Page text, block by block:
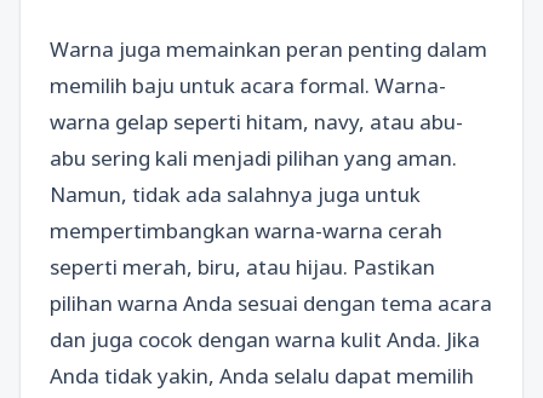
Warna juga memainkan peran penting dalam
memilih baju untuk acara formal. Warna-
warna gelap seperti hitam, navy, atau abu-
abu sering kali menjadi pilihan yang aman.
Namun, tidak ada salahnya juga untuk
mempertimbangkan warna-warna cerah
seperti merah, biru, atau hijau. Pastikan
pilihan warna Anda sesuai dengan tema acara
dan juga cocok dengan warna kulit Anda. Jika
Anda tidak yakin, Anda selalu dapat memilih